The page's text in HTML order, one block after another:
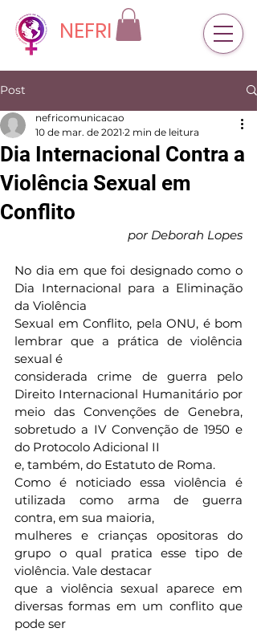
NEFRI
Post
Dia Internacional Contra a
Violência Sexual em
Conflito
nefricomunicacao
10 de mar. de 2021 2 min de leitura
por Deborah Lopes
No dia em que foi designado como o
Dia Internacional para a Eliminação
da Violência
Sexual em Conflito, pela ONU, é bom
lembrar que a prática de violência
sexual é
considerada crime de guerra pelo
Direito Internacional Humanitário por
meio das Convenções de Genebra,
sobretudo a IV Convenção de 1950 e
do Protocolo Adicional II
e, também, do Estatuto de Roma.
Como é noticiado essa violência é
utilizada como arma de guerra
contra, em sua maioria,
mulheres e crianças opositoras do
grupo o qual pratica esse tipo de
violência. Vale destacar
que a violência sexual aparece em
diversas formas em um conflito que
pode ser